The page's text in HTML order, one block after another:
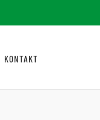
KONTAKT